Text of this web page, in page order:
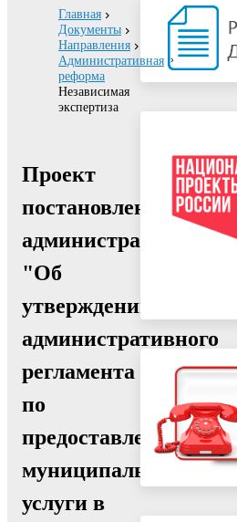
Главная
Документы
Направления
Административная
реформа
Независимая
экспертиза
Проект
постановления
администрации
"Об
утверждении
административного
регламента
по
предоставлению
муниципальной
услуги в